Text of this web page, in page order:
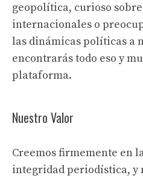
geopolítica, curioso
internacionales o
las dinámicas políticas a
encontrarás todo eso y
plataforma.
Nuestro Valor
Creemos firmemente en
integridad periodística, y